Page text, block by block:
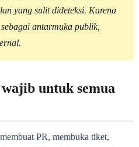
yang sulit dideteksi. Karena
antarmuka publik,
untuk semua
PR, membuka tiket,